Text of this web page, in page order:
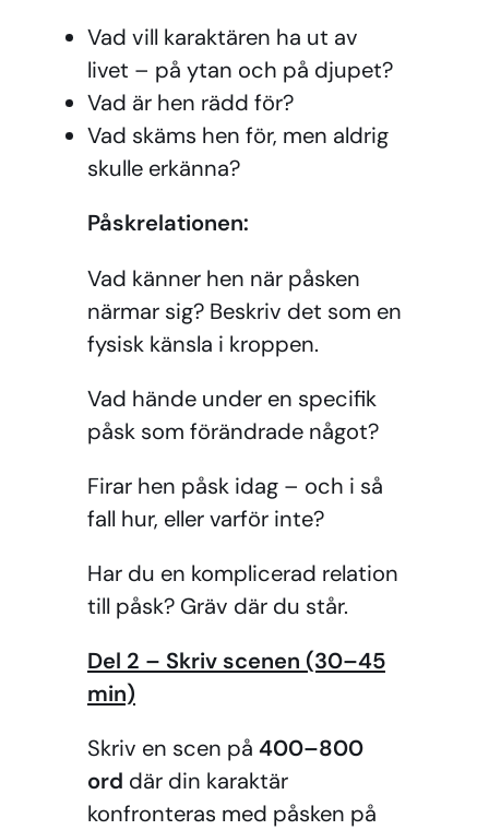
Vad vill karaktären ha ut av
livet – på ytan och på djupet?
Vad är hen rädd för?
Vad skäms hen för, men aldrig
skulle erkänna?
Påskrelationen:
Vad känner hen när påsken
närmar sig? Beskriv det som en
fysisk känsla i kroppen.
Vad hände under en specifik
påsk som förändrade något?
Firar hen påsk idag – och i så
fall hur, eller varför inte?
Har du en komplicerad relation
till påsk? Gräv där du står.
Del 2 – Skriv scenen (30–45
min)
Skriv en scen på 400–800
ord där din karaktär
konfronteras med påsken på